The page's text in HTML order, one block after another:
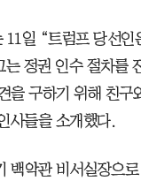
일 “트럼프 당선인
정권 인수 절차를
을 구하기 위해 친구
사들을 소개했다.
백악관 비서실장으